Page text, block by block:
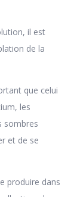
il est
de la
que celui
les
sombres
et de se
produire dans